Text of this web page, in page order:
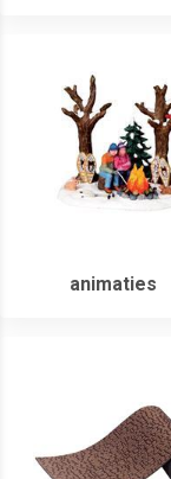
animaties